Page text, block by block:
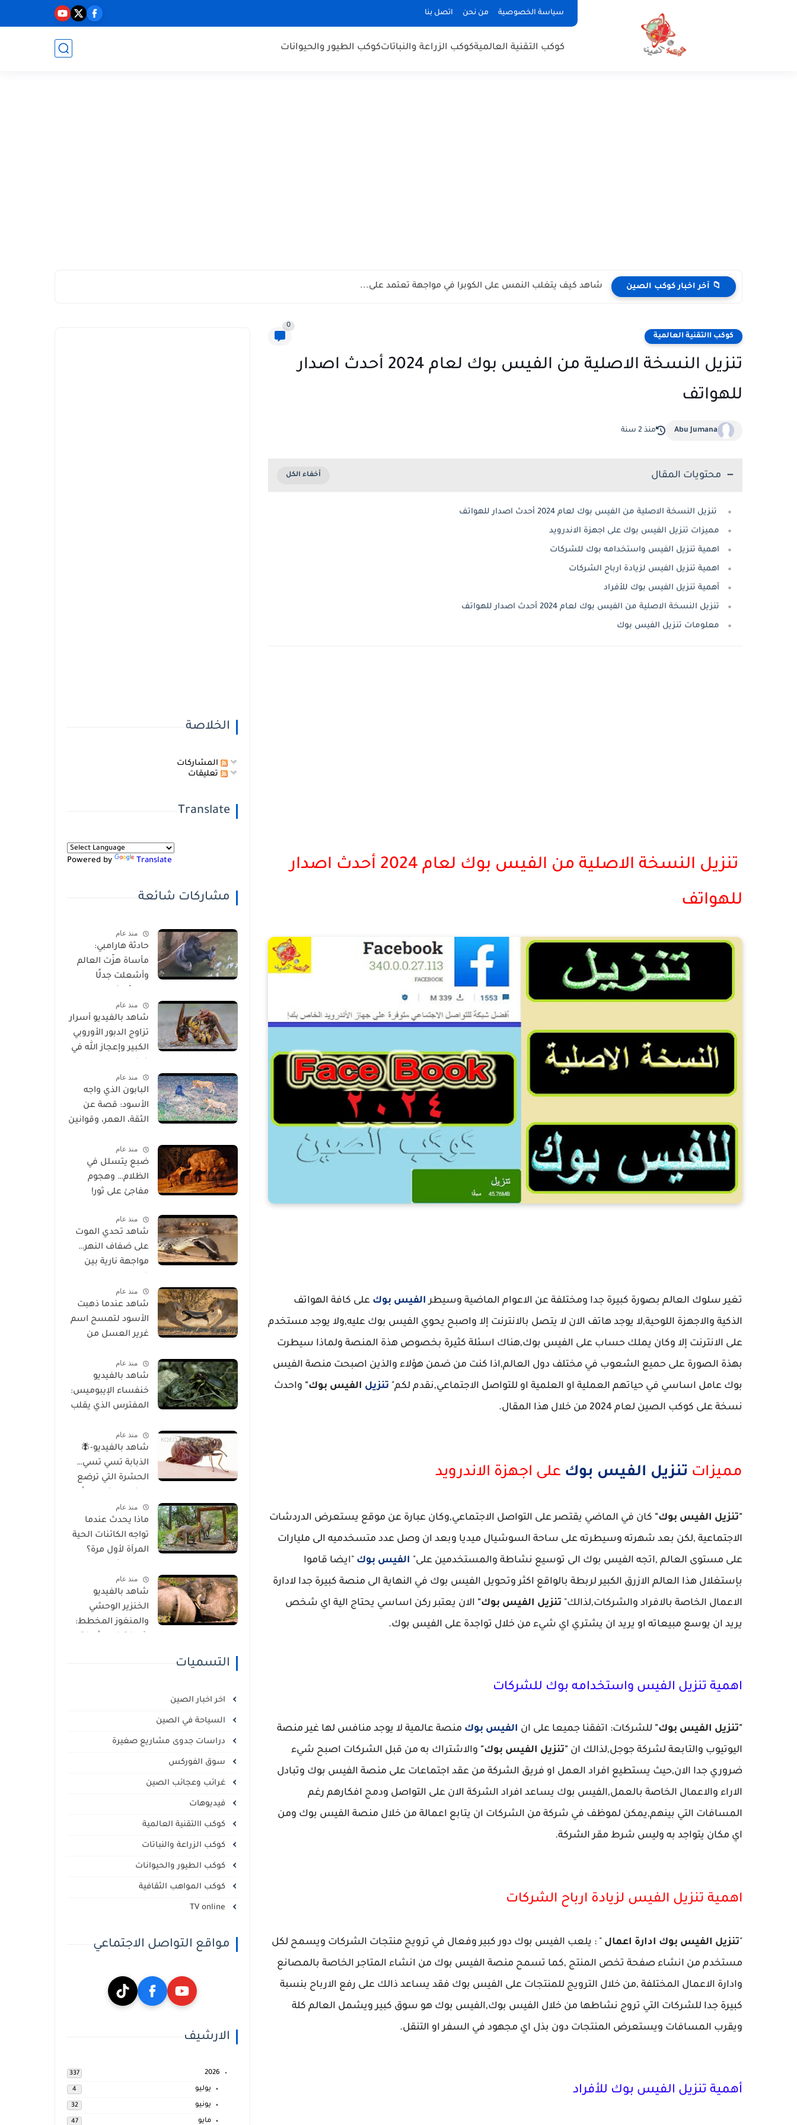
سياسة الخصوصية من نحن اتصل بنا
كوكب التقنية العالميةكوكب الزراعة والنباتاتكوكب الطيور والحيوانات
📁 آخر اخبار كوكب الصين شاهد كيف يتغلب النمس على الكوبرا في مواجهة تعتمد على...
كوكب االتقنية العالمية
0
تنزيل النسخة الاصلية من الفيس بوك لعام 2024 أحدث اصدار
للهواتف
Abu Jumana منذ 2 سنة
محتويات المقال
تنزيل النسخة الاصلية من الفيس بوك لعام 2024 أحدث اصدار للهواتف
مميزات تنزيل الفيس بوك على اجهزة الاندرويد
اهمية تنزيل الفيس واستخدامه بوك للشركات
اهمية تنزيل الفيس لزيادة ارباح الشركات
أهمية تنزيل الفيس بوك للأفراد
تنزيل النسخة الاصلية من الفيس بوك لعام 2024 أحدث اصدار للهواتف
معلومات تنزيل الفيس بوك
تنزيل النسخة الاصلية من الفيس بوك لعام 2024 أحدث اصدار
للهواتف
تغير سلوك العالم بصورة كبيرة جدا ومختلفة عن الاعوام الماضية وسيطرالفيس بوك على كافة الهواتف
الذكية والاجهزة اللوحية,لا يوجد هاتف الان لا يتصل بالانترنت إلا واصبح يحوي الفيس بوك عليه,ولا يوجد مستخدم
على الانترنت إلا وكان يملك حساب على الفيس بوك,هناك اسئلة كثيرة بخصوص هذة المنصة ولماذا سيطرت
بهذة الصورة على حميع الشعوب في مختلف دول العالم,اذا كنت من ضمن هؤلاء والذين اصبحت منصة الفيس
بوك عامل اساسي في حياتهم العملية او العلمية او للتواصل الاجتماعي,نقدم لكم" تنزيل الفيس بوك" واحدث
نسخة على كوكب الصين لعام 2024 من خلال هذا المقال.
مميزات تنزيل الفيس بوك على اجهزة الاندرويد
"تنزيل الفيس بوك" كان في الماضي يقتصر على التواصل الاجتماعي,وكان عبارة عن موقع يستعرض الدردشات
الاجتماعية ,لكن بعد شهرته وسيطرته على ساحة السوشيال ميديا وبعد ان وصل عدد متسخدميه الى مليارات
على مستوى العالم ,اتجه الفيس بوك الى توسيع نشاطة والمستخدمين على" الفيس بوك "ايضا قاموا
بإستغلال هذا العالم الازرق الكبير لربطة بالواقع اكثر وتحويل الفيس بوك في النهاية الى منصة كبيرة جدا لادارة
الاعمال الخاصة بالافراد والشركات,لذالك" تنزيل الفيس بوك" الان يعتبر ركن اساسي يحتاج الية اي شخص
يريد ان يوسع مبيعاته او يريد ان يشتري اي شيء من خلال تواجدة على الفيس بوك.
اهمية تنزيل الفيس واستخدامه بوك للشركات
"تنزيل الفيس بوك" للشركات: اتفقنا جميعا على ان الفيس بوك منصة عالمية لا يوجد منافس لها غير منصة
اليوتيوب والتابعة لشركة جوجل,لذالك ان "تنزيل الفيس بوك" والاشتراك به من قبل الشركات اصبح شيء
ضروري جدا الان,حيث يستطيع افراد العمل او فريق الشركة من عقد اجتماعات على منصة الفيس بوك وتبادل
الاراء والاعمال الخاصة بالعمل,الفيس بوك يساعد افراد الشركة الان على التواصل ودمج افكارهم رغم
المسافات التي بينهم,يمكن لموظف في شركة من الشركات ان يتابع اعمالة من خلال منصة الفيس بوك ومن
اي مكان يتواجد به وليس شرط مقر الشركة.
اهمية تنزيل الفيس لزيادة ارباح الشركات
"تنزيل الفيس بوك ادارة اعمال " : يلعب الفيس بوك دور كبير وفعال في ترويج منتجات الشركات ويسمح لكل
مستخدم من انشاء صفحة تخص المنتج ,كما تسمح منصة الفيس بوك من انشاء المتاجر الخاصة بالمصانع
وادارة الاعمال المختلفة ,من خلال الترويج للمنتجات على الفيس بوك فقد يساعد ذالك على رفع الارباح بنسبة
كبيرة جدا للشركات التي تروج نشاطها من خلال الفيس بوك,الفيس بوك هو سوق كبير ويشمل العالم كلة
ويقرب المسافات ويستعرض المنتجات دون بذل اي مجهود في السفر او التنقل.
أهمية تنزيل الفيس بوك للأفراد
الخلاصة
المشاركات
تعليقات
Translate
Powered by Translate
مشاركات شائعة
منذ عام
حادثة هارامبي:
مأساة هزّت العالم
وأشعلت جدلًا
بالفيديو
منذ عام
شاهد بالفيديو أسرار
تزاوج الدبور الأوروبي
الكبير وإعجاز الله في
منذ عام
البابون الذي واجه
الأسود: قصة عن
الثقة، العمر، وقوانين
منذ عام
ضبع يتسلل في
الظلام… وهجوم
مفاجئ على ثور!
منذ عام
شاهد تحدي الموت
على ضفاف النهر…
مواجهة نارية بين
وتمساح شرس
منذ عام
شاهد عندما ذهبت
الأسود لتمسح اسم
غرير العسل من
منذ عام
شاهد بالفيديو
خنفساء الإيبوميس:
المفترس الذي يقلب
منذ عام
شاهد بالفيديو-🪰
الذبابة تسي تسي…
الحشرة التي ترضع
أخطر الأمراض في
إفريقيا!
منذ عام
ماذا يحدث عندما
تواجه الكائنات الحية
المرآة لأول مرة؟
للسلوك والوعي
الذاتي
منذ عام
شاهد بالفيديو
الخنزير الوحشي
والمنغوز المخطط:
التسميات
اخر اخبار الصين
السياحة في الصين
دراسات جدوى مشاريع صغيرة
سوق الفوركس
غرائب وعجائب الصين
فيديوهات
كوكب االتقنية العالمية
كوكب الزراعة والنباتات
كوكب الطيور والحيوانات
كوكب المواهب الثقافية
مواقع التواصل الاجتماعي
الارشيف
2026
337
يوليو 4
يونيو 32
مايو 47